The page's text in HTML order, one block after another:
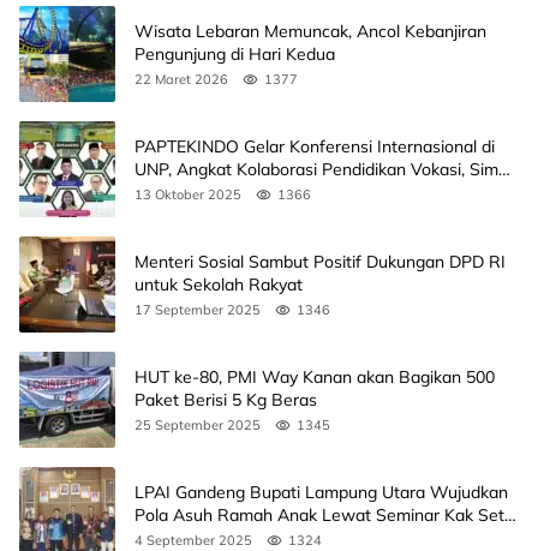
Wisata Lebaran Memuncak, Ancol Kebanjiran
Pengunjung di Hari Kedua
22 Maret 2026 1377
PAPTEKINDO Gelar Konferensi Internasional di
UNP, Angkat Kolaborasi Pendidikan Vokasi, Simak
Agendanya
13 Oktober 2025 1366
Menteri Sosial Sambut Positif Dukungan DPD RI
untuk Sekolah Rakyat
17 September 2025 1346
HUT ke-80, PMI Way Kanan akan Bagikan 500
Paket Berisi 5 Kg Beras
25 September 2025 1345
LPAI Gandeng Bupati Lampung Utara Wujudkan
Pola Asuh Ramah Anak Lewat Seminar Kak Seto,
Ini Jadwalnya
4 September 2025 1324